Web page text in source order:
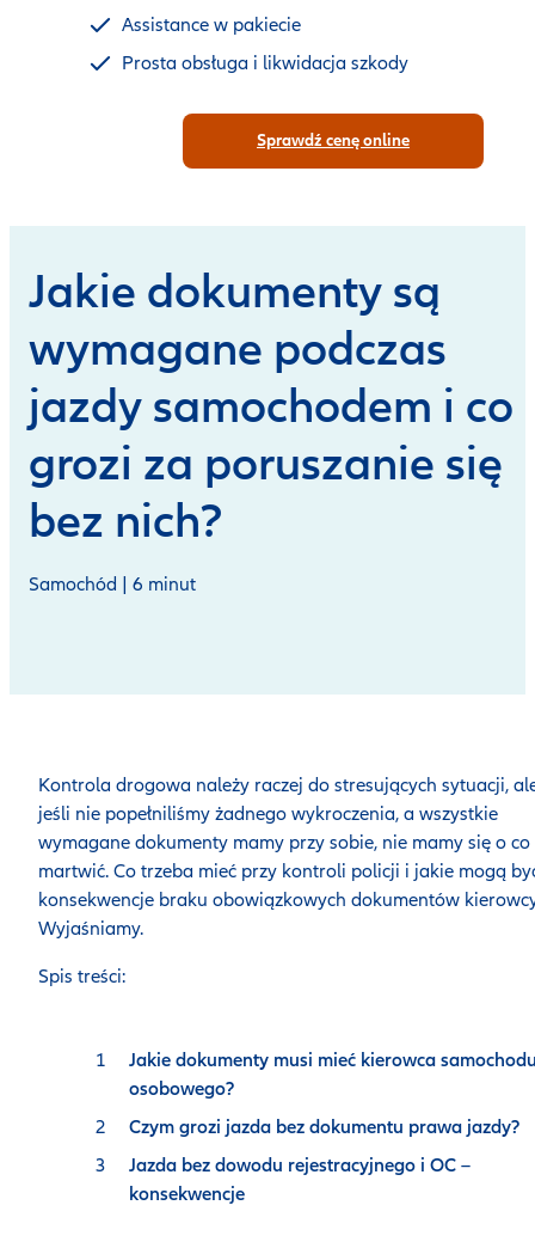
Assistance w pakiecie
Prosta obsługa i likwidacja szkody
Sprawdź cenę online
Jakie dokumenty są
wymagane podczas
jazdy samochodem i co
grozi za poruszanie się
bez nich?
Samochód | 6 minut
Kontrola drogowa należy raczej do stresujących sytuacji,
jeśli nie popełniliśmy żadnego wykroczenia, a wszystkie
wymagane dokumenty mamy przy sobie, nie mamy się o co
martwić. Co trzeba mieć przy kontroli policji i jakie mogą
konsekwencje braku obowiązkowych dokumentów
Wyjaśniamy.
Spis treści:
Jakie dokumenty musi mieć kierowca
osobowego?
Czym grozi jazda bez dokumentu prawa jazdy?
Jazda bez dowodu rejestracyjnego i OC –
konsekwencje